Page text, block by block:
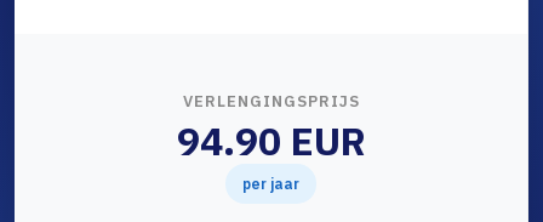
VERLENGINGSPRIJS
94.90 EUR
per jaar